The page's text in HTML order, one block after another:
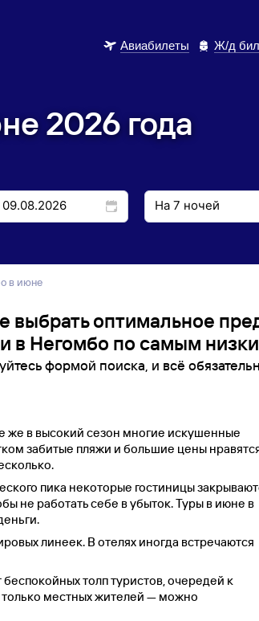
Авиабилеты Ж/д
2026 года
в июне
выбрать оптимальное
в Негомбо по самым
формой поиска, и всё
же в высокий сезон многие искушенные
забитые пляжи и большие цены
пика некоторые гостиницы
не работать себе в убыток. Туры в июне в
линеек. В отелях иногда встречаются
толп туристов, очередей к
местных жителей — можно